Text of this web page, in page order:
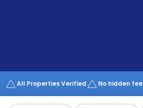
Works
All Properties Verified No hidden